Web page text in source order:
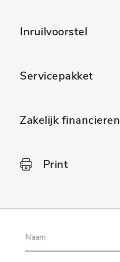
Inruilvoorstel
Servicepakket
Zakelijk financieren
Print